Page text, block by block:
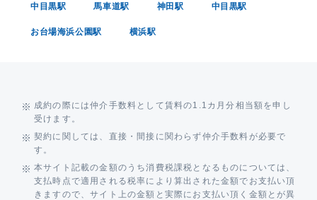
中目黒駅 馬車道駅 神田駅 中目黒駅
お台場海浜公園駅 横浜駅
成約の際には仲介手数料として賃料の1.1カ月分相当額を申し
受けます。
契約に関しては、直接・間接に関わらず仲介手数料が必要で
す。
本サイト記載の金額のうち消費税課税となるものについては、
支払時点で適用される税率により算出された金額でお支払い頂
きますので、サイト上の金額と実際にお支払い頂く金額とが異